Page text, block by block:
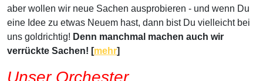
aber wollen wir neue Sachen ausprobieren - und wenn Du
eine Idee zu etwas Neuem hast, dann bist Du vielleicht bei
uns goldrichtig! Denn manchmal machen auch wir
verrückte Sachen! [mehr]
Unser Orchester